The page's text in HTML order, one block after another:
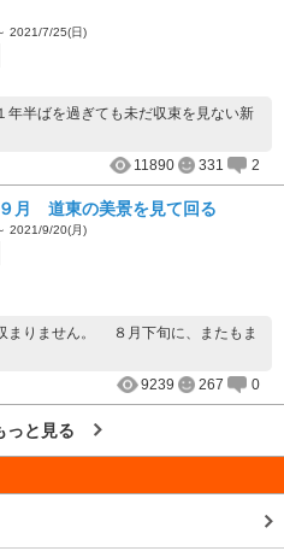
2021/7/25(日)
半ばを過ぎても未だ収束を見ない新
11890
331 2
月 道東の美景を見て回る
2021/9/20(月)
まりません。 ８月下旬に、またもま
9239
267 0
っと見る